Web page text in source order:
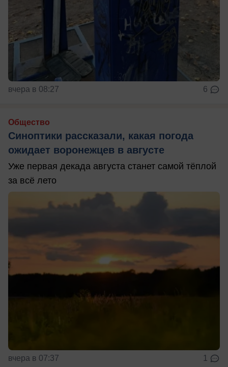
вчера в 08:27 6
Общество
Синоптики рассказали, какая погода
ожидает воронежцев в августе
Уже первая декада августа станет самой тёплой
за всё лето
вчера в 07:37 1